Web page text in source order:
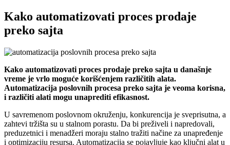
Kako automatizovati proces prodaje
preko sajta
Kako automatizovati proces prodaje preko sajta u današnje
vreme je vrlo moguće korišćenjem različitih alata.
Automatizacija poslovnih procesa preko sajta je veoma korisna,
i različiti alati mogu unaprediti efikasnost.
U savremenom poslovnom okruženju, konkurencija je sveprisutna, a
zahtevi tržišta su u stalnom porastu. Da bi preživeli i napredovali,
preduzetnici i menadžeri moraju stalno tražiti načine za unapređenje
i optimizaciju resursa. Automatizacija se pojavljuje kao ključni alat u